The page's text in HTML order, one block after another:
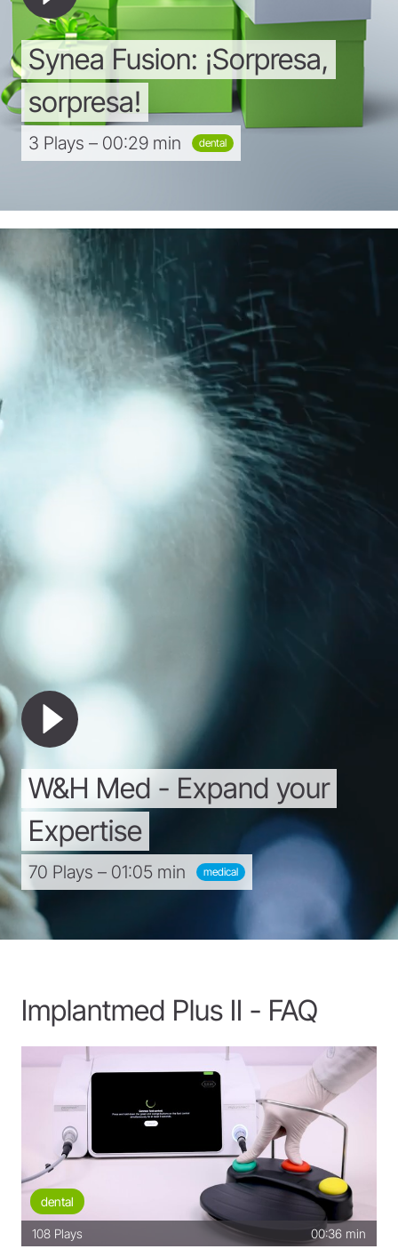
Synea Fusion: ¡Sorpresa,
sorpresa!
3 Plays – 00:29 min dental
W&H Med - Expand your
Expertise
70 Plays – 01:05 min medical
Implantmed Plus II - FAQ
dental
108 Plays 00:36 min